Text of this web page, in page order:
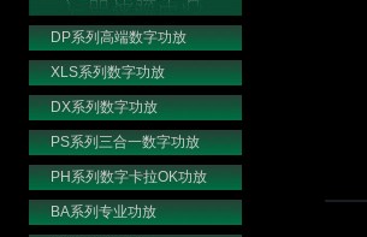
DP系列高端数字功放
XLS系列数字功放
DX系列数字功放
PS系列三合一数字功放
PH系列数字卡拉OK功放
BA系列专业功放